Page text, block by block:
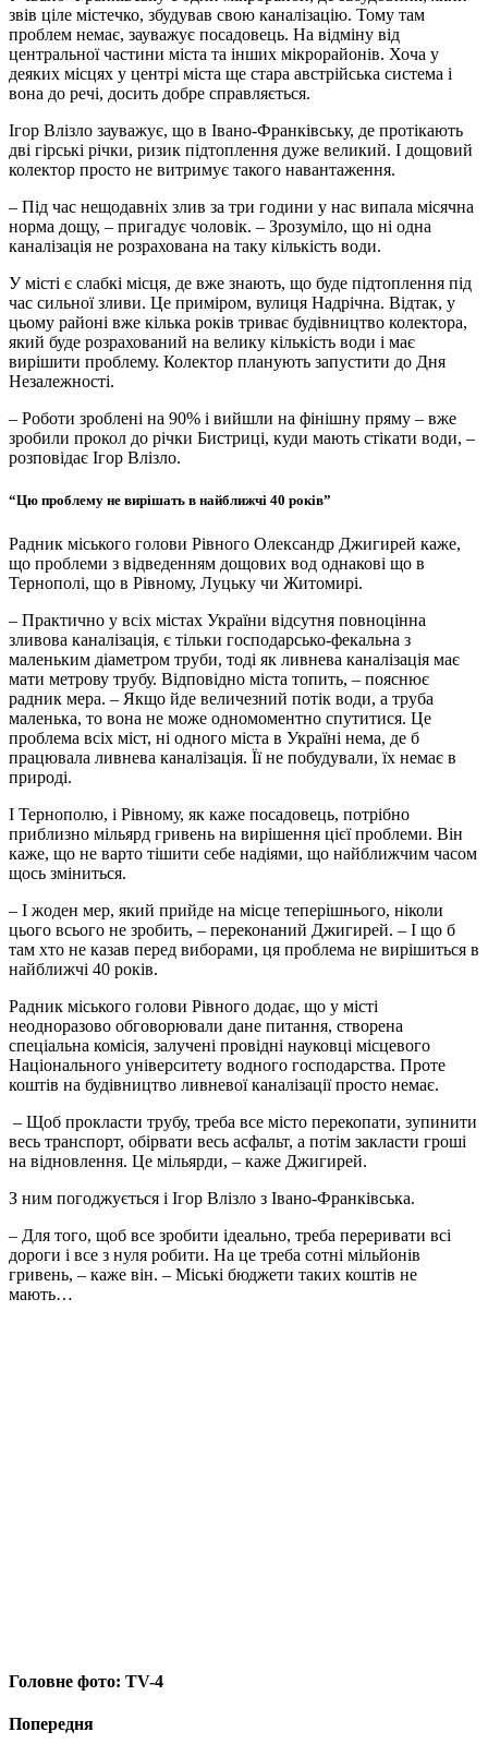
звів ціле містечко, збудував свою каналізацію. Тому там
проблем немає, зауважує посадовець. На відміну від
центральної частини міста та інших мікрорайонів. Хоча у
деяких місцях у центрі міста ще стара австрійська система і
вона до речі, досить добре справляється.
Ігор Влізло зауважує, що в Івано-Франківську, де протікають
дві гірські річки, ризик підтоплення дуже великий. І дощовий
колектор просто не витримує такого навантаження.
– Під час нещодавніх злив за три години у нас випала місячна
норма дощу, – пригадує чоловік. – Зрозуміло, що ні одна
каналізація не розрахована на таку кількість води.
У місті є слабкі місця, де вже знають, що буде підтоплення під
час сильної зливи. Це приміром, вулиця Надрічна. Відтак, у
цьому районі вже кілька років триває будівництво колектора,
який буде розрахований на велику кількість води і має
вирішити проблему. Колектор планують запустити до Дня
Незалежності.
– Роботи зроблені на 90% і вийшли на фінішну пряму – вже
зробили прокол до річки Бистриці, куди мають стікати води, –
розповідає Ігор Влізло.
“Цю проблему не вирішать в найближчі 40 років”
Радник міського голови Рівного Олександр Джигирей каже,
що проблеми з відведенням дощових вод однакові що в
Тернополі, що в Рівному, Луцьку чи Житомирі.
– Практично у всіх містах України відсутня повноцінна
зливова каналізація, є тільки господарсько-фекальна з
маленьким діаметром труби, тоді як ливнева каналізація має
мати метрову трубу. Відповідно міста топить, – пояснює
радник мера. – Якщо йде величезний потік води, а труба
маленька, то вона не може одномоментно спутитися. Це
проблема всіх міст, ні одного міста в Україні нема, де б
працювала ливнева каналізація. Її не побудували, їх немає в
природі.
І Тернополю, і Рівному, як каже посадовець, потрібно
приблизно мільярд гривень на вирішення цієї проблеми. Він
каже, що не варто тішити себе надіями, що найближчим часом
щось зміниться.
– І жоден мер, який прийде на місце теперішнього, ніколи
цього всього не зробить, – переконаний Джигирей. – І що б
там хто не казав перед виборами, ця проблема не вирішиться в
найближчі 40 років.
Радник міського голови Рівного додає, що у місті
неодноразово обговорювали дане питання, створена
спеціальна комісія, залучені провідні науковці місцевого
Національного університету водного господарства. Проте
коштів на будівництво ливневої каналізації просто немає.
– Щоб прокласти трубу, треба все місто перекопати, зупинити
весь транспорт, обірвати весь асфальт, а потім закласти гроші
на відновлення. Це мільярди, – каже Джигирей.
З ним погоджується і Ігор Влізло з Івано-Франківська.
– Для того, щоб все зробити ідеально, треба переривати всі
дороги і все з нуля робити. На це треба сотні мільйонів
гривень, – каже він. – Міські бюджети таких коштів не
мають…
Головне фото: TV-4
Попередня